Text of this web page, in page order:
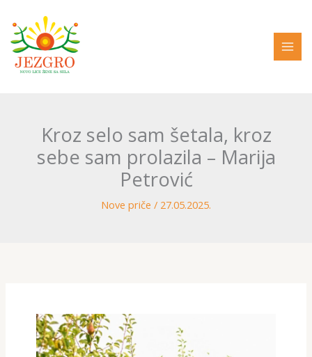
sadržaj
Kroz selo sam šetala, kroz
sebe sam prolazila – Marija
Petrović
Nove priče / 27.05.2025.